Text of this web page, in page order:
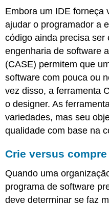
Embora um IDE forneça
ajudar o programador a
código ainda precisa ser
engenharia de software
(CASE) permitem que
software com pouca ou
vez disso, a ferramenta
o designer. As
variedades, mas seu
qualidade com base na
Crie versus
Quando uma
programa de software
deve determinar se faz